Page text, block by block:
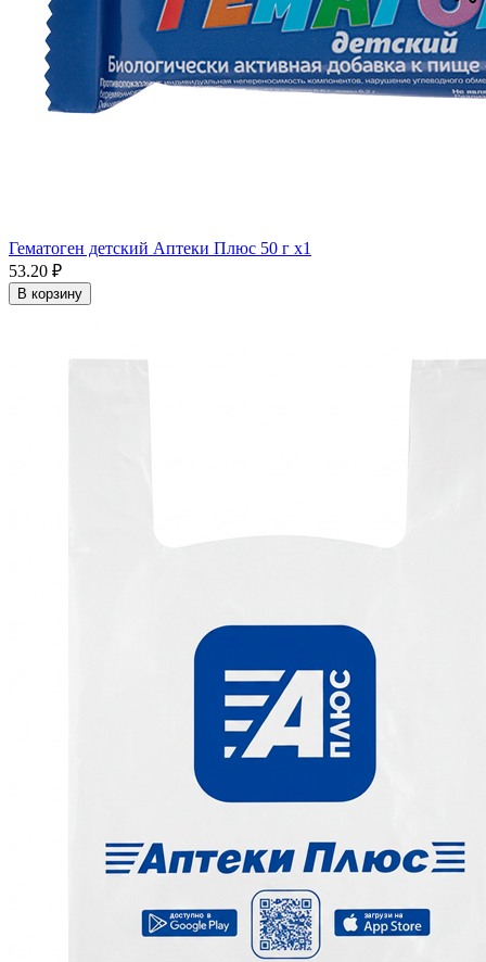
Гематоген детский Аптеки Плюс 50 г x1
53.20 ₽
В корзину